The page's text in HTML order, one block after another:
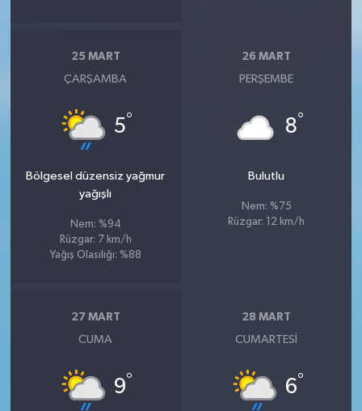
25 MART
ÇARŞAMBA
5°
Bölgesel düzensiz yağmur
yağışlı
Nem: %94
Rüzgar: 7 km/h
Yağış Olasılığı: %88
26 MART
PERŞEMBE
8°
Bulutlu
Nem: %75
Rüzgar: 12 km/h
27 MART
CUMA
9°
28 MART
CUMARTESI
6°